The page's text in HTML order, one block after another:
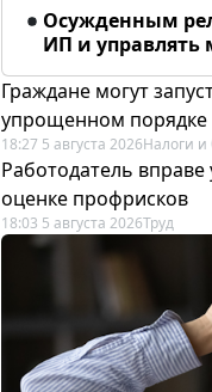
Осужденным
ИП и
Граждане могут
упрощенном
18:27 5 августа 2026Налоги и
Работодатель
оценке профрисков
18:03 5 августа 2026Труд